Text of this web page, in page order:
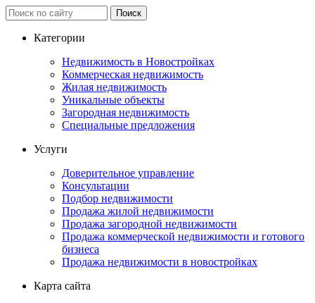
Категории
Недвижимость в Новостройках
Коммерческая недвижимость
Жилая недвижимость
Уникальные объекты
Загородная недвижимость
Специальные предложения
Услуги
Доверительное управление
Консультации
Подбор недвижимости
Продажа жилой недвижимости
Продажа загородной недвижимости
Продажа коммерческой недвижимости и готового
бизнеса
Продажа недвижимости в новостройках
Карта сайта